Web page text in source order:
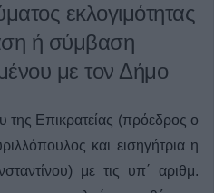
εκλογιμότητας
ή σύμβαση
με τον Δήμο
της Επικρατείας (πρόεδρος ο
και εισηγήτρια η
με τις υπ΄ αριθμ.